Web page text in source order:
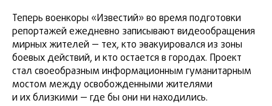
Теперь военкоры «Известий» во время подготовки
репортажей ежедневно записывают видеообращения
мирных жителей — тех, кто эвакуировался из зоны
боевых действий, и кто остается в городах. Проект
стал своеобразным информационным гуманитарным
мостом между освобожденными жителями
и их близкими — где бы они ни находились.